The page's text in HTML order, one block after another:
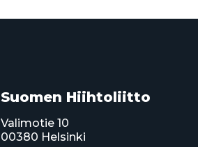
Suomen Hiihtoliitto
Valimotie 10
00380 Helsinki